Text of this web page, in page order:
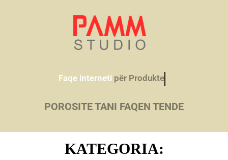
Faqe interneti për Produkte
POROSITE TANI FAQEN TENDE
KATEGORIA: